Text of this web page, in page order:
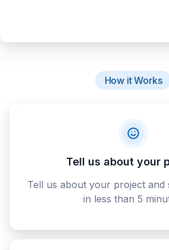
How it Works
Tell us about your
Tell us about your project and
in less than 5